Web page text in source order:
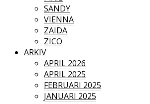
SANDY
VIENNA
ZAIDA
ZICO
ARKIV
APRIL 2026
APRIL 2025
FEBRUARI 2025
JANUARI 2025